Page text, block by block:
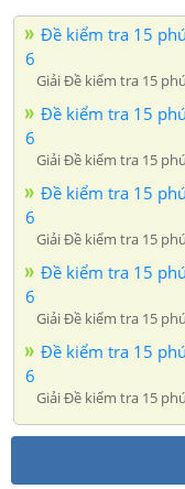
Đề kiểm tra 15
6
Giải Đề kiểm tra 15
Đề kiểm tra 15
6
Giải Đề kiểm tra 15
Đề kiểm tra 15
6
Giải Đề kiểm tra 15
Đề kiểm tra 15
6
Giải Đề kiểm tra 15
Đề kiểm tra 15
6
Giải Đề kiểm tra 15